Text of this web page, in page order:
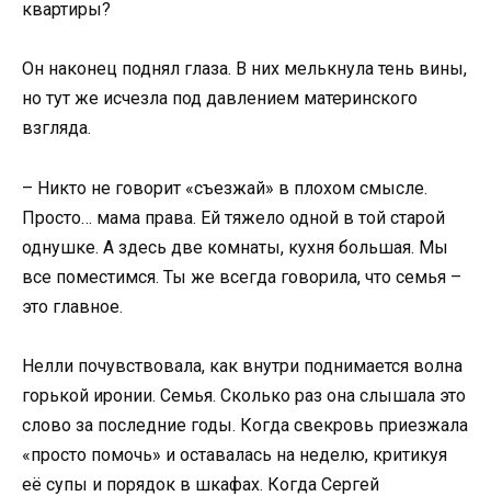
квартиры?
Он наконец поднял глаза. В них мелькнула тень вины,
но тут же исчезла под давлением материнского
взгляда.
– Никто не говорит «съезжай» в плохом смысле.
Просто… мама права. Ей тяжело одной в той старой
однушке. А здесь две комнаты, кухня большая. Мы
все поместимся. Ты же всегда говорила, что семья –
это главное.
Нелли почувствовала, как внутри поднимается волна
горькой иронии. Семья. Сколько раз она слышала это
слово за последние годы. Когда свекровь приезжала
«просто помочь» и оставалась на неделю, критикуя
её супы и порядок в шкафах. Когда Сергей